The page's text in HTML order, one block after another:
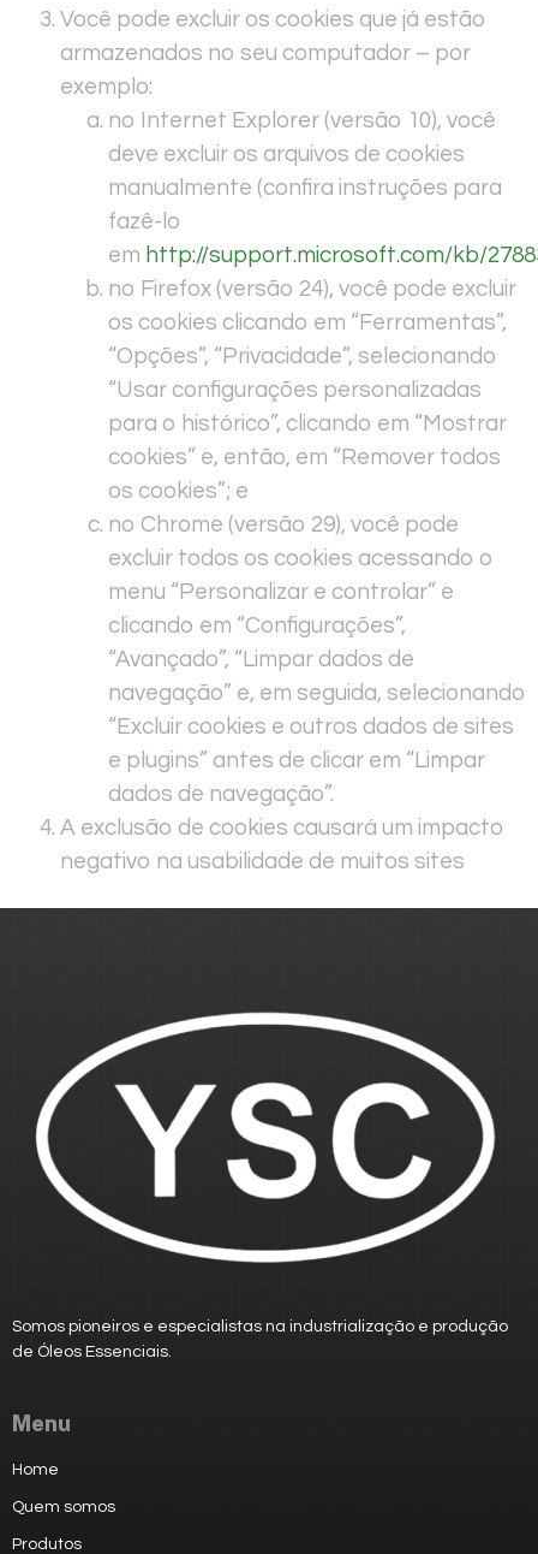
Você pode excluir os cookies que já estão
armazenados no seu computador – por
exemplo:
no Internet Explorer (versão 10), você
deve excluir os arquivos de cookies
manualmente (confira instruções para
fazê-lo
em http://support.microsoft.com/kb/
no Firefox (versão 24), você pode excluir
os cookies clicando em “Ferramentas”,
“Opções”, “Privacidade”, selecionando
“Usar configurações personalizadas
para o histórico”, clicando em “Mostrar
cookies” e, então, em “Remover todos
os cookies”; e
no Chrome (versão 29), você pode
excluir todos os cookies acessando o
menu “Personalizar e controlar” e
clicando em “Configurações”,
“Avançado”, “Limpar dados de
navegação” e, em seguida, selecionando
“Excluir cookies e outros dados de sites
e plugins” antes de clicar em “Limpar
dados de navegação”.
A exclusão de cookies causará um impacto
negativo na usabilidade de muitos sites
Somos pioneiros e especialistas na industrialização e produção
de Óleos Essenciais.
Menu
Home
Quem somos
Produtos